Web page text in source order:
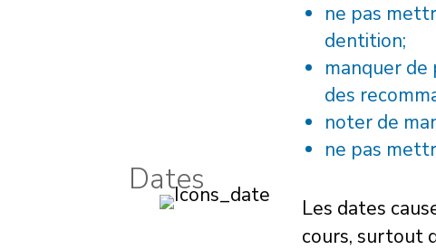
ne pas
dentition;
manquer
des
noter de
ne pas
Dates
Les dates
cours, surtout